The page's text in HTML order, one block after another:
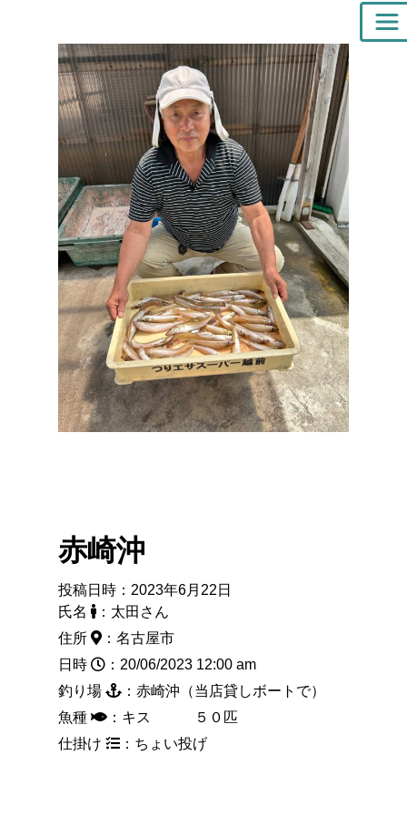
赤崎沖
投稿日時：2023年6月22日
氏名
：太田さん
住所
：名古屋市
日時
：20/06/2023 12:00 am
釣り場
：赤崎沖（当店貸しボートで）
魚種
：キス ５０匹
仕掛け
：ちょい投げ